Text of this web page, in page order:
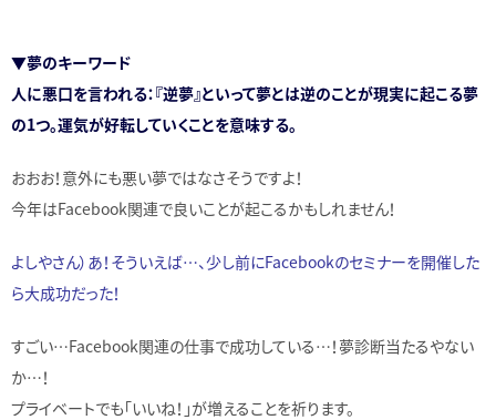
▼夢のキーワード
人に悪口を言われる：『逆夢』といって夢とは逆のことが現実に起こる夢
の1つ。運気が好転していくことを意味する。
おおお！意外にも悪い夢ではなさそうですよ！
今年はFacebook関連で良いことが起こるかもしれません！
よしやさん）あ！そういえば…、少し前にFacebookのセミナーを開催した
ら大成功だった！
すごい…Facebook関連の仕事で成功している…！夢診断当たるやない
か…！
プライベートでも「いいね！」が増えることを祈ります。